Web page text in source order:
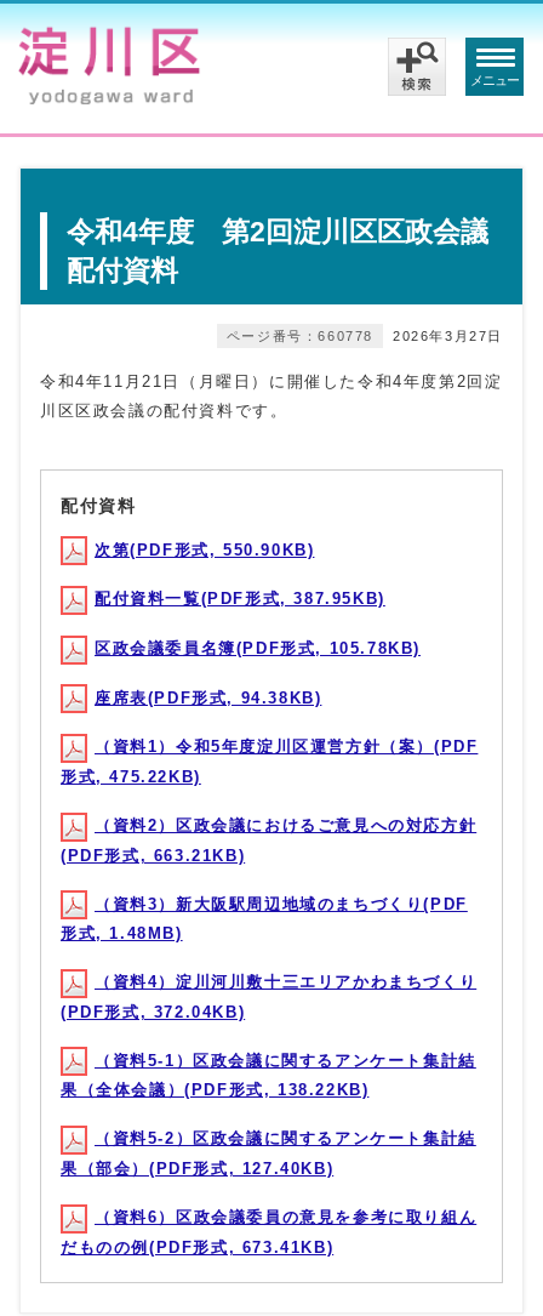
メニュー
令和4年度 第2回淀川区区政会議
配付資料
2026年3月27日
ページ番号：660778
令和4年11月21日（月曜日）に開催した令和4年度第2回淀
川区区政会議の配付資料です。
配付資料
次第(PDF形式, 550.90KB)
配付資料一覧(PDF形式, 387.95KB)
区政会議委員名簿(PDF形式, 105.78KB)
座席表(PDF形式, 94.38KB)
（資料1）令和5年度淀川区運営方針（案）(PDF
形式, 475.22KB)
（資料2）区政会議におけるご意見への対応方針
(PDF形式, 663.21KB)
（資料3）新大阪駅周辺地域のまちづくり(PDF
形式, 1.48MB)
（資料4）淀川河川敷十三エリアかわまちづくり
(PDF形式, 372.04KB)
（資料5-1）区政会議に関するアンケート集計結
果（全体会議）(PDF形式, 138.22KB)
（資料5-2）区政会議に関するアンケート集計結
果（部会）(PDF形式, 127.40KB)
（資料6）区政会議委員の意見を参考に取り組ん
だものの例(PDF形式, 673.41KB)